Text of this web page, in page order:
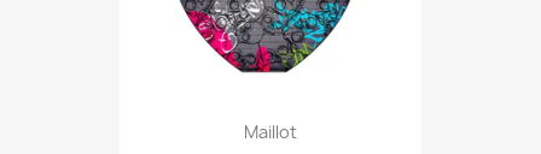
Maillot